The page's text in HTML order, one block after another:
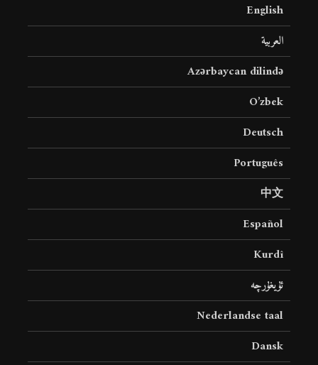
English
العربية
Azərbaycan dilində
O’zbek
Deutsch
Português
中文
Español
Kurdî
ئۇيغۇرچە
Nederlandse taal
Dansk